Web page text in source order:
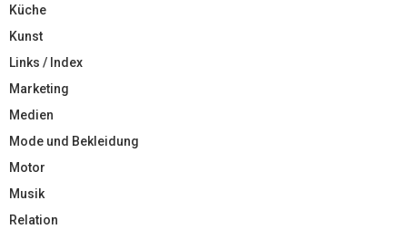
Küche
Kunst
Links / Index
Marketing
Medien
Mode und Bekleidung
Motor
Musik
Relation